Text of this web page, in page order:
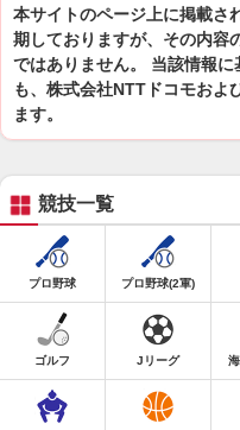
本サイトのページ上に掲載さ
期しておりますが、その内容
ではありません。 当該情報
も、株式会社NTTドコモおよ
ます。
競技一覧
プロ野球 プロ野球(2軍)
ゴルフ Jリーグ